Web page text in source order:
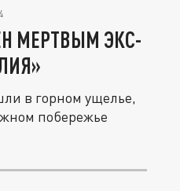
МЕРТВЫМ ЭКС-
в горном ущелье,
побережье